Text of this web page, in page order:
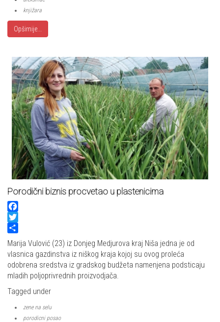
knjižara
Opširnije...
Porodični biznis procvetao u plastenicima
Facebook
Twitter
Share
Marija Vulović (23) iz Donjeg Medjurova kraj Niša jedna je od
vlasnica gazdinstva iz niškog kraja kojoj su ovog proleća
odobrena sredstva iz gradskog budžeta namenjena podsticaju
mladih poljoprivrednih proizvodjača.
Tagged under
zene na selu
porodicni posao